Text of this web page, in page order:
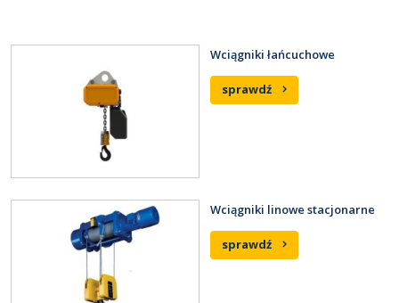
Wciągniki łańcuchowe
sprawdź
Wciągniki linowe stacjonarne
sprawdź